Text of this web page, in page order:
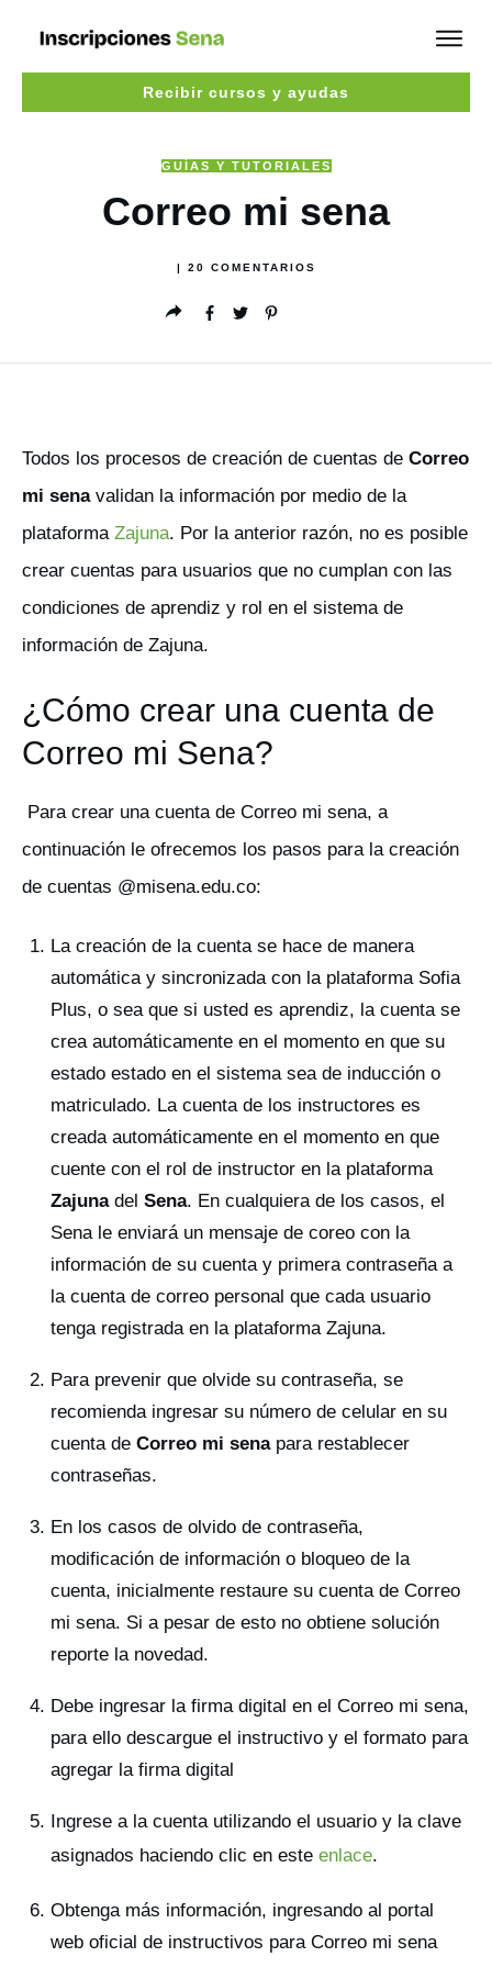
Recibir cursos y ayudas
GUÍAS Y TUTORIALES
Correo mi sena
20 COMENTARIOS
Todos los procesos de creación de cuentas de Correo
mi sena validan la información por medio de la
plataforma Zajuna. Por la anterior razón, no es posible
crear cuentas para usuarios que no cumplan con las
condiciones de aprendiz y rol en el sistema de
información de Zajuna.
¿Cómo crear una cuenta de
Correo mi Sena?
Para crear una cuenta de Correo mi sena, a
continuación le ofrecemos los pasos para la creación
de cuentas @misena.edu.co:
La creación de la cuenta se hace de manera
automática y sincronizada con la plataforma Sofia
Plus, o sea que si usted es aprendiz, la cuenta se
crea automáticamente en el momento en que su
estado estado en el sistema sea de inducción o
matriculado. La cuenta de los instructores es
creada automáticamente en el momento en que
cuente con el rol de instructor en la plataforma
Zajunadel Sena. En cualquiera de los casos, el
Sena le enviará un mensaje de coreo con la
información de su cuenta y primera contraseña a
la cuenta de correo personal que cada usuario
tenga registrada en la plataforma Zajuna.
Para prevenir que olvide su contraseña, se
recomienda ingresar su número de celular en su
cuenta de Correo mi sena para restablecer
contraseñas.
En los casos de olvido de contraseña,
modificación de información o bloqueo de la
cuenta, inicialmente restaure su cuenta de Correo
mi sena. Si a pesar de esto no obtiene solución
reporte la novedad.
Debe ingresar la firma digital en el Correo mi sena,
para ello descargue el instructivo y el formato para
agregar la firma digital
Ingrese a la cuenta utilizando el usuario y la clave
asignados haciendo clic en esteenlace.
Obtenga más información, ingresando al portal
web oficial de instructivos para Correo mi sena